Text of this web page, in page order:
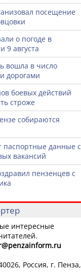
посещение
о погоде в
9 августа
вошла в число
дорогами
боевых действий
строже
собираются
данные с
вакансий
пензенцев с
интересные
@penzainform.ru
Россия, г. Пенза,